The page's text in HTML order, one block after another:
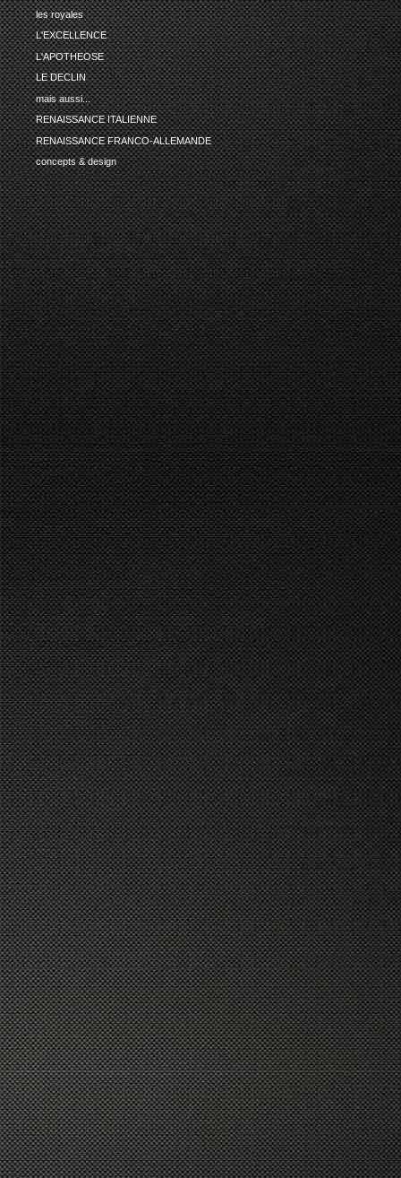
les royales
L'EXCELLENCE
L'APOTHEOSE
LE DECLIN
mais aussi...
RENAISSANCE ITALIENNE
RENAISSANCE FRANCO-ALLEMANDE
concepts & design